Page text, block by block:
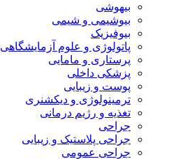
بیهوشی
بیوشیمی و شیمی
بیوفیزیک
پاتولوژی و علوم آزمایشگاهی
پرستاری و مامایی
پزشکی داخلی
پوست و زیبایی
ترمینولوژی و دیکشنری
تغذیه و رژیم درمانی
جراحی
جراحی پلاستیک و زیبایی
جراحی عمومی